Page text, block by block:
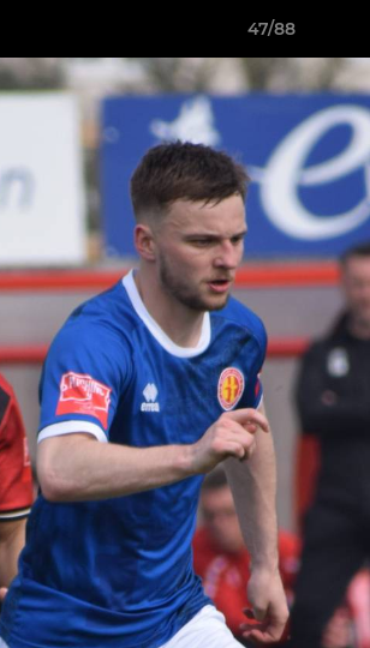
47/88